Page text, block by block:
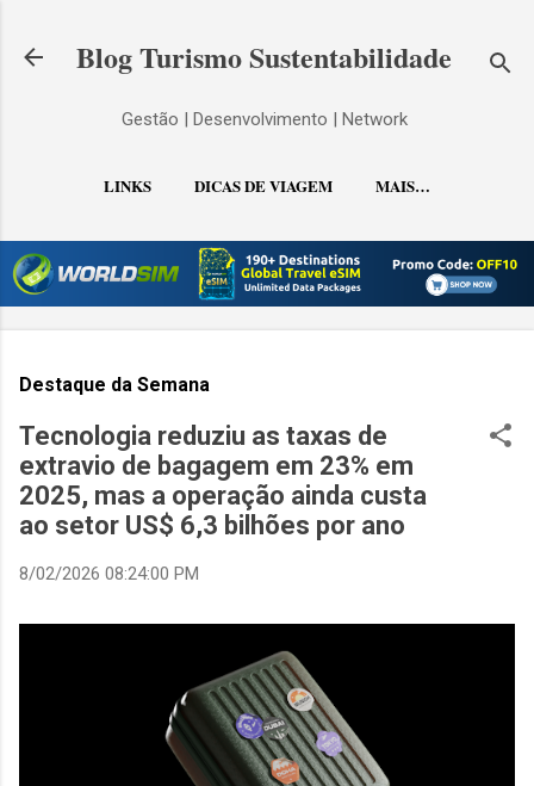
Blog Turismo Sustentabilidade
Gestão | Desenvolvimento | Network
LINKS DICAS DE VIAGEM MAIS…
CONTATO
Destaque da Semana
Tecnologia reduziu as taxas de
extravio de bagagem em 23% em
2025, mas a operação ainda custa
ao setor US$ 6,3 bilhões por ano
8/02/2026 08:24:00 PM